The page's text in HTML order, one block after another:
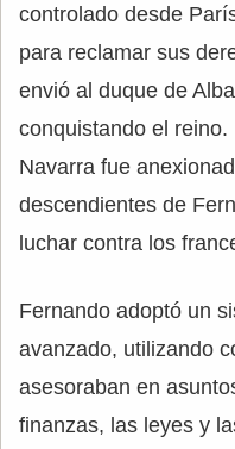
controlado desde
para reclamar sus
envió al duque de
conquistando el
Navarra fue
descendientes de
luchar contra los
Fernando adoptó un
avanzado, utilizando
asesoraban en
finanzas, las leyes y